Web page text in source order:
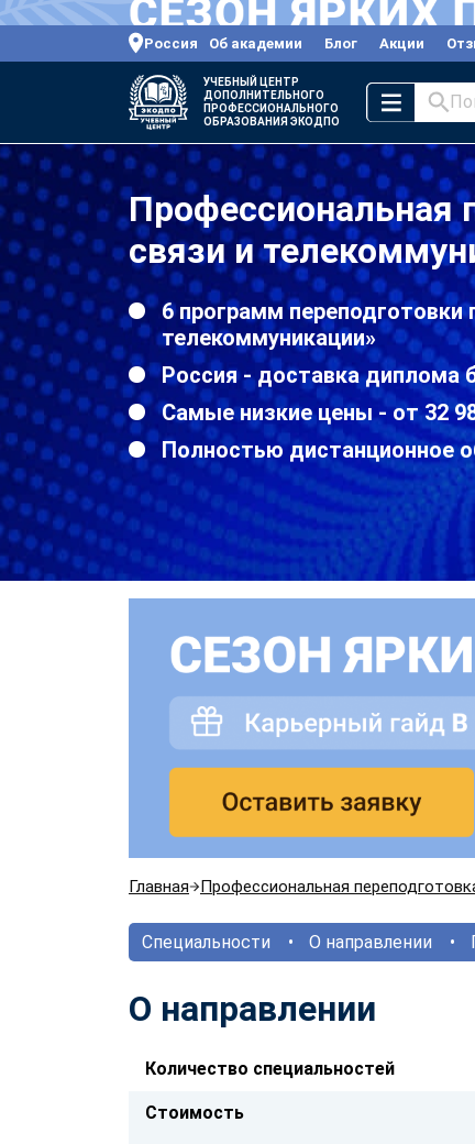
Россия Об академии Блог Акции
УЧЕБНЫЙ ЦЕНТР
ДОПОЛНИТЕЛЬНОГО
ПРОФЕССИОНАЛЬНОГО
ОБРАЗОВАНИЯ ЭКОДПО
Профессиональная
связи и
6 программ переподготовки
телекоммуникации»
Россия - доставка диплома
Самые низкие цены - от 32
Полностью дистанционное
Главная Профессиональная
Специальности О направлении
О направлении
Количество специальностей
Стоимость